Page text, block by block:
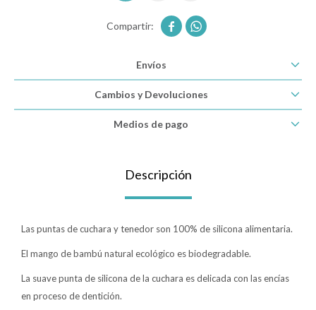
 
Envíos
Cambios y Devoluciones
Medios de pago
Descripción
Las puntas de cuchara y tenedor son 100% de silicona alimentaria.
El mango de bambú natural ecológico es biodegradable.
La suave punta de silicona de la cuchara es delicada con las encías
en proceso de dentición.
Bolsos y mochilas maternales
Gift cards